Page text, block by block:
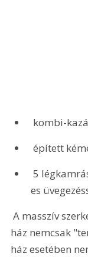
kombi-
épített
5 légkamrás, műanyag külső nyílászárók, 1,0-
es
A masszív szerkezetnek köszönhetően az így épített
ház nemcsak
ház esetében